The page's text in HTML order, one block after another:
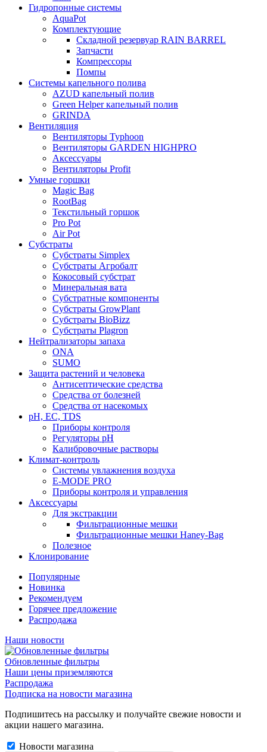
Гидропонные системы
AquaPot
Комплектующие
Складной резервуар RAIN BARREL
Запчасти
Компрессоры
Помпы
Системы капельного полива
AZUD капельный полив
Green Helper капельный полив
GRINDA
Вентиляция
Вентиляторы Typhoon
Вентиляторы GARDEN HIGHPRO
Аксессуары
Вентиляторы Profit
Умные горшки
Magic Bag
RootBag
Текстильный горшок
Pro Pot
Air Pot
Субстраты
Субстраты Simplex
Субстраты Агробалт
Кокосовый субстрат
Минеральная вата
Субстратные компоненты
Субстраты GrowPlant
Субстраты BioBizz
Субстраты Plagron
Нейтрализаторы запаха
ONA
SUMO
Защита растений и человека
Антисептические средства
Средства от болезней
Средства от насекомых
pH, EC, TDS
Приборы контроля
Регуляторы pH
Калибровочные растворы
Климат-контроль
Системы увлажнения воздуха
E-MODE PRO
Приборы контроля и управления
Аксессуары
Для экстракции
Фильтрационные мешки
Фильтрационные мешки Haney-Bag
Полезное
Клонирование
Популярные
Новинка
Рекомендуем
Горячее предложение
Распродажа
Наши новости
Обновленные фильтры
Наши цены приземляются
Распродажа
Подписка на новости магазина
Подпишитесь на рассылку и получайте свежие новости и
акции нашего магазина.
Новости магазина